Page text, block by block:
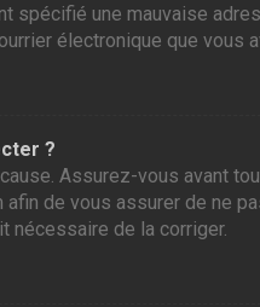
spécifié une mauvaise
électronique que
?
Assurez-vous avant
de vous assurer de ne
nécessaire de la corriger.